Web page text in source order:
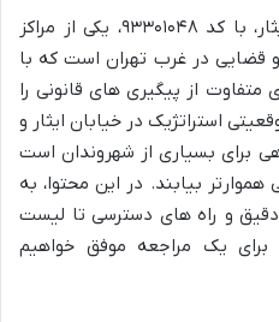
دفتر خدمات قضایی مرزداران ایثار، با کد ۹۳۳۰۱۰۴۸، یکی از مراکز
قضایی در غرب تهران است که با
متفاوت از پیگیری های قانونی را
استراتژیک در خیابان ایثار و
برای بسیاری از شهروندان است
بیابند. در این محتوا، به
دقیق و راه های دسترسی تا لیست
یک مراجعه موفق خواهیم